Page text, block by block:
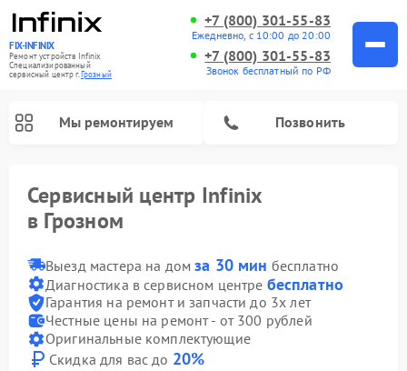
FIX-INFINIX
Ремонт устройств Infinix
Специализированный
cервисный центр г.Грозный
+7 (800) 301-55-83
Ежедневно, с 10:00 до 20:00
+7 (800) 301-55-83
Звонок бесплатный по РФ
Мы ремонтируем Позвонить
Сервисный центр Infinix
в Грозном
Выезд мастера на домза 30 мин бесплатно
Диагностика в сервисном центре бесплатно
Гарантия на ремонт и запчасти до 3х лет
Честные цены на ремонт - от 300 рублей
Оригинальные комплектующие
Скидка для вас до 20%